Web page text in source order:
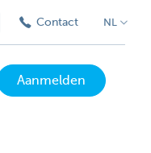
Contact NL
Aanmelden